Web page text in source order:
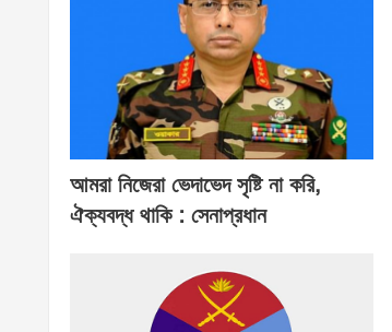
আমরা নিজেরা ভেদাভেদ সৃষ্টি না করি,
ঐক্যবদ্ধ থাকি : সেনাপ্রধান